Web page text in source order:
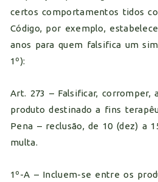
certos comportamentos tidos
Código, por exemplo,
anos para quem falsifica um
1º):
Art. 273 – Falsificar, corromper,
produto destinado a fins
Pena – reclusão, de 10 (dez) a
multa.
1º-A – Incluem-se entre os